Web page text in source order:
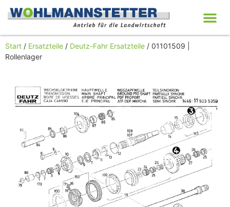
Start / Ersatzteile / Deutz-Fahr Ersatzteile / 01101509 |
Rollenlager